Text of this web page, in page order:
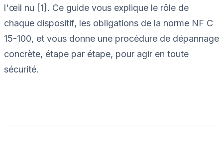
l'œil nu [1]. Ce guide vous explique le rôle de
chaque dispositif, les obligations de la norme NF C
15-100, et vous donne une procédure de dépannage
concrète, étape par étape, pour agir en toute
sécurité.